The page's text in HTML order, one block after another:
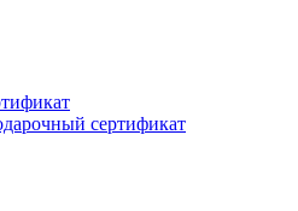
сертификат